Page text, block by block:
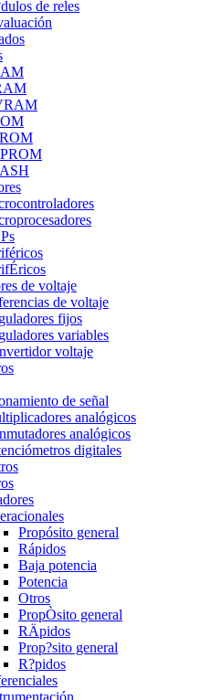
de reles
de voltaje
de voltaje
fijos
variables
voltaje
de señal
analógicos
analógicos
digitales
Propósito general
Rápidos
Baja potencia
Potencia
Otros
PropÒsito general
RÄpidos
Prop?sito general
R?pidos